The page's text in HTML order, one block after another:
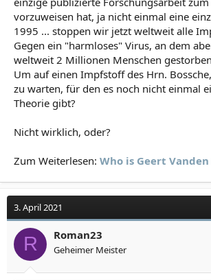
vorzuweisen hat, ja nicht einmal eine
1995 ... stoppen wir jetzt weltweit alle
Gegen ein "harmloses" Virus, an dem
weltweit 2 Millionen Menschen
Um auf einen Impfstoff des Hrn.
zu warten, für den es noch nicht einmal
Theorie gibt?
Nicht wirklich, oder?
Zum Weiterlesen: Who is Geert Vanden
3. April 2021
R Roman23
Geheimer Meister